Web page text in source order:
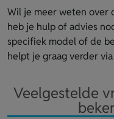
Wil je meer weten over
heb je hulp of advies
specifiek model of de
helpt je graag verder
Veelgestelde